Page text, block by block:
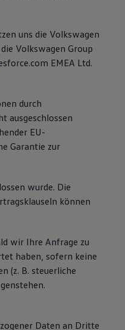
uns die Volkswagen
Volkswagen Group
EMEA Ltd.
durch
ausgeschlossen
EU-
Garantie zur
wurde. Die
können
wir Ihre Anfrage zu
haben, sofern keine
(z. B. steuerliche
Daten an Dritte